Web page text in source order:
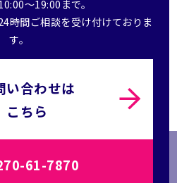
～19:00まで。
時間ご相談を受け付けておりま
す。
い合わせは
こちら
61-7870